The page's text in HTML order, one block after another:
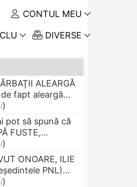
CONTUL MEU
DIVERSE
ALEARGĂ
de fapt aleargă...
)
pot să spună că
FUSTE,...
)
ONOARE, ILIE
PNL)...
)